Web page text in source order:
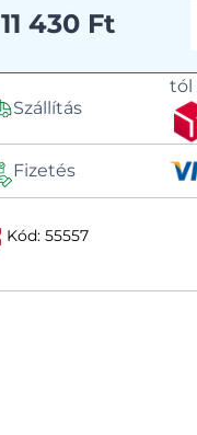
11 430 Ft
Szállítás
tól
Fizetés
Kód: 55557